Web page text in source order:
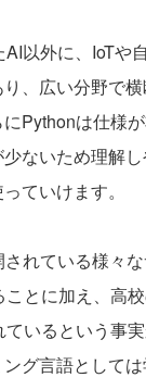
以外に、IoTや
、広い分野で
Pythonは仕様
ないため理解
ていけます。
れている様々
とに加え、高
いるという事
グ言語として